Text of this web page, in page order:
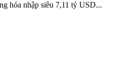
hóa nhập siêu 7,11 tỷ USD...